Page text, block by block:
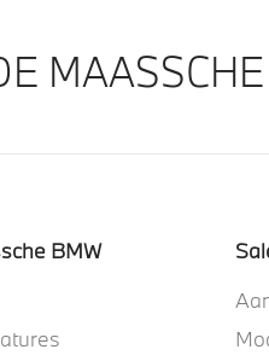
MAASSCHE
BMW